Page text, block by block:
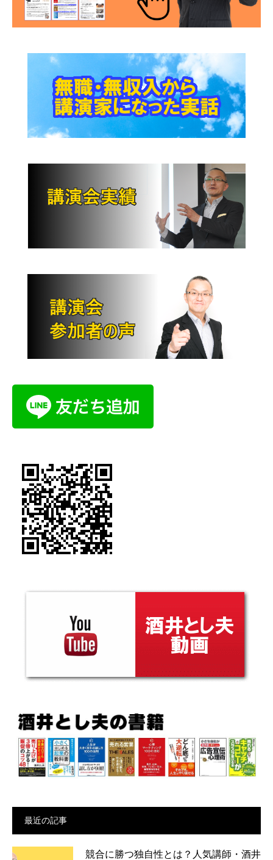
最近の記事
競合に勝つ独自性とは？人気講師・酒井